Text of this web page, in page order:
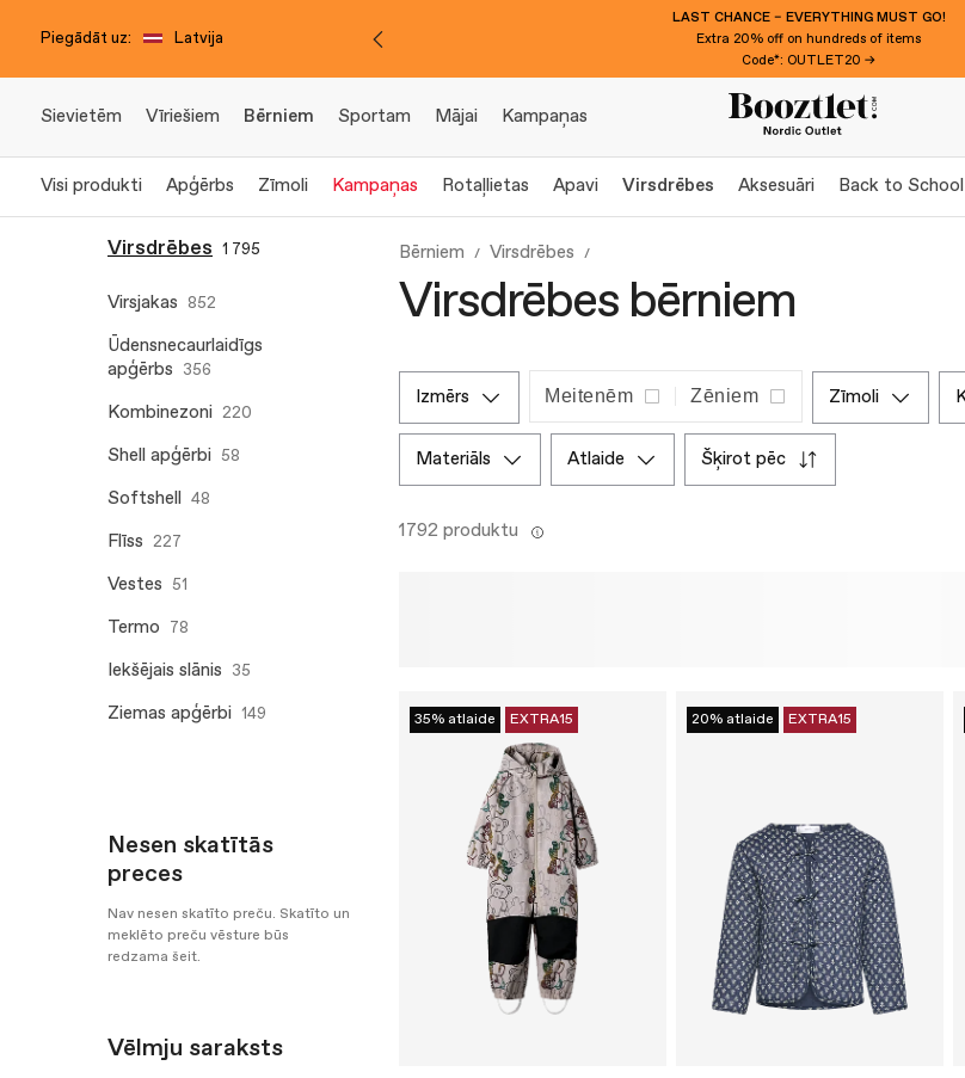
Piegādāt uz: Latvija
LAST CHANCE – EVERYTHING MUST GO!
Extra 20% off on hundreds of items
Code*: OUTLET20 →
Sievietēm Vīriešiem Bērniem Sportam Mājai Kampaņas
Visi produkti Apģērbs Zīmoli Kampaņas Rotaļlietas Apavi Virsdrēbes Aksesuāri Back to School
Virsdrēbes 1 795
Virsjakas 852
Ūdensnecaurlaidīgs
apģērbs 356
Kombinezoni 220
Shell apģērbi 58
Softshell 48
Flīss 227
Vestes 51
Termo 78
Iekšējais slānis 35
Ziemas apģērbi 149
Nesen skatītās
preces
Nav nesen skatīto preču. Skatīto un
meklēto preču vēsture būs
redzama šeit.
Vēlmju saraksts
Bērniem Virsdrēbes
Virsdrēbes bērniem
izmērs Meitenēm Zēniem zīmoli
materiāls atlaide šķirot pēc
1792 produktu
35% atlaide EXTRA15 20% atlaide EXTRA15